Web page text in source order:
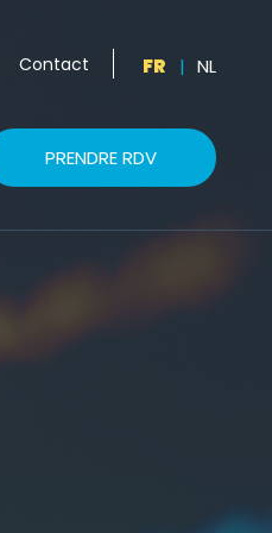
Contact FR | NL
PRENDRE RDV